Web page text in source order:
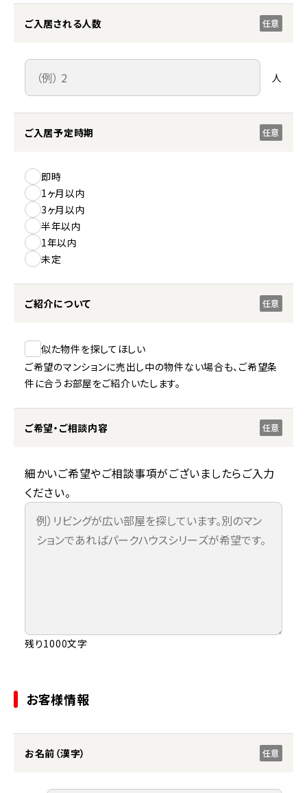
ご入居される人数 任意
人
ご入居予定時期 任意
即時
1ヶ月以内
3ヶ月以内
半年以内
1年以内
未定
ご紹介について 任意
似た物件を探してほしい
ご希望のマンションに売出し中の物件ない場合も、ご希望条
件に合うお部屋をご紹介いたします。
ご希望・ご相談内容 任意
細かいご希望やご相談事項がございましたらご入力
ください。
残り1000文字
お客様情報
お名前（漢字） 任意